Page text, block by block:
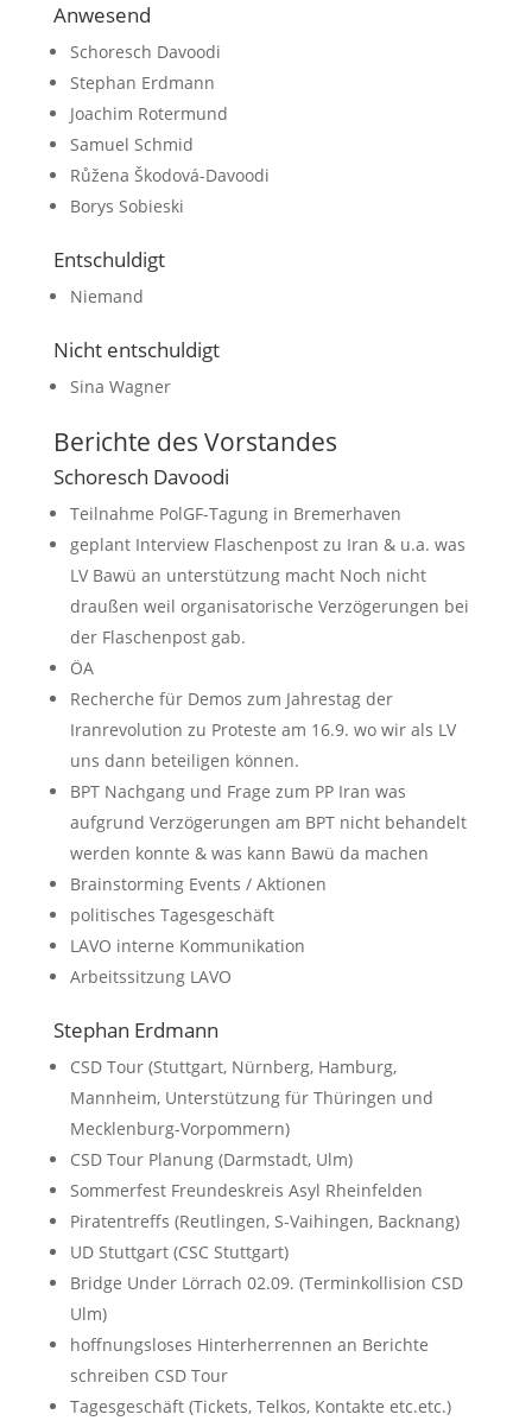
Anwesend
Schoresch Davoodi
Stephan Erdmann
Joachim Rotermund
Samuel Schmid
Růžena Škodová-Davoodi
Borys Sobieski
Entschuldigt
Niemand
Nicht entschuldigt
Sina Wagner
Berichte des Vorstandes
Schoresch Davoodi
Teilnahme PolGF-Tagung in Bremerhaven
geplant Interview Flaschenpost zu Iran & u.a. was
LV Bawü an unterstützung macht Noch nicht
draußen weil organisatorische Verzögerungen bei
der Flaschenpost gab.
ÖA
Recherche für Demos zum Jahrestag der
Iranrevolution zu Proteste am 16.9. wo wir als LV
uns dann beteiligen können.
BPT Nachgang und Frage zum PP Iran was
aufgrund Verzögerungen am BPT nicht behandelt
werden konnte & was kann Bawü da machen
Brainstorming Events / Aktionen
politisches Tagesgeschäft
LAVO interne Kommunikation
Arbeitssitzung LAVO
Stephan Erdmann
CSD Tour (Stuttgart, Nürnberg, Hamburg,
Mannheim, Unterstützung für Thüringen und
Mecklenburg-Vorpommern)
CSD Tour Planung (Darmstadt, Ulm)
Sommerfest Freundeskreis Asyl Rheinfelden
Piratentreffs (Reutlingen, S-Vaihingen, Backnang)
UD Stuttgart (CSC Stuttgart)
Bridge Under Lörrach 02.09. (Terminkollision CSD
Ulm)
hoffnungsloses Hinterherrennen an Berichte
schreiben CSD Tour
Tagesgeschäft (Tickets, Telkos, Kontakte etc.etc.)